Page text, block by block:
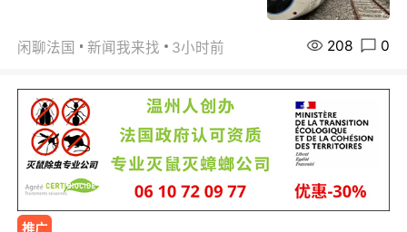
闲聊法国 新闻我来找 3小时前 208 0
推广